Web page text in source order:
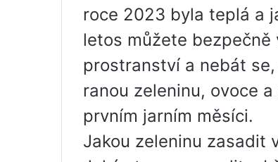
roce 2023 byla teplá a
letos můžete
prostranství a nebát
ranou zeleninu, ovoce
prvním jarním měsíci.
Jakou zeleninu zasadit